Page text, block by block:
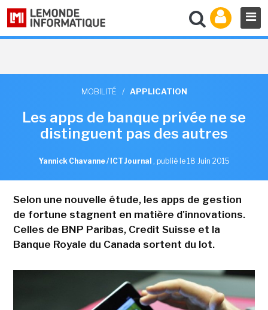
MOBILITÉ / APPLICATION
Les apps de banque privée ne se
distinguent pas des autres
Yannick Chavanne / ICT Journal , publié le 18 Juin 2015
Selon une nouvelle étude, les apps de gestion
de fortune stagnent en matière d'innovations.
Celles de BNP Paribas, Credit Suisse et la
Banque Royale du Canada sortent du lot.